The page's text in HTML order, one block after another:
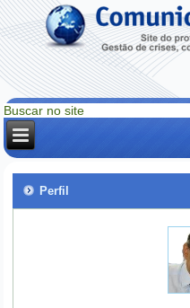
Perfil